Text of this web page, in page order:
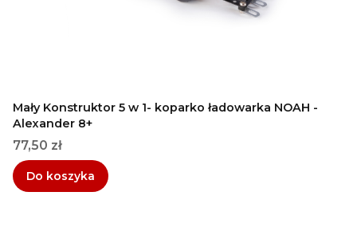
Mały Konstruktor 5 w 1- koparko ładowarka NOAH -
Alexander 8+
Cena
77,50 zł
Do koszyka